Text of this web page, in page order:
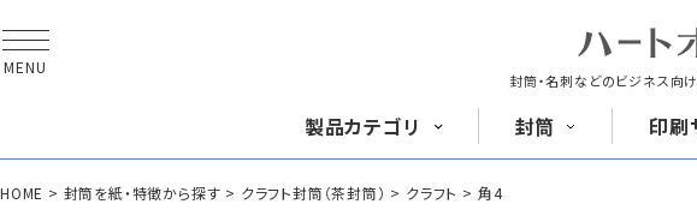
封筒・名刺などのビジネス向
MENU
製品カテゴリ 封筒
長形封筒 角形封筒
印刷
HOME 封筒を紙・特徴から探す クラフト封筒（茶封筒） クラフト 角4